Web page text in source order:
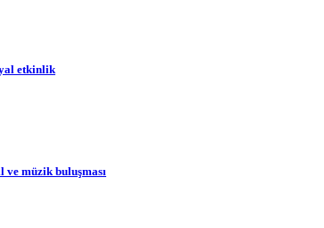
etkinlik
ve müzik buluşması